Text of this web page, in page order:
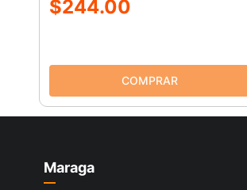
$244.00
Maraga